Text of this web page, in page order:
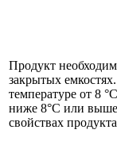
Продукт
закрытых
температуре от 8
ниже 8°C или выше
свойствах